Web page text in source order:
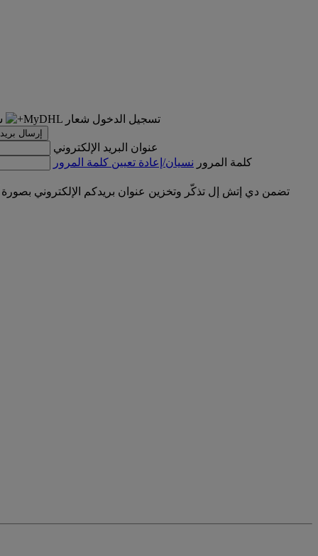
تسجيل الدخول
إرسال
عنوان البريد الإلكتروني
كلمة المرور نسيان/إعادة تعيين كلمة المرور
تضمن دي إتش إل تذكّر وتخزين عنوان بريدكم الإلكتروني